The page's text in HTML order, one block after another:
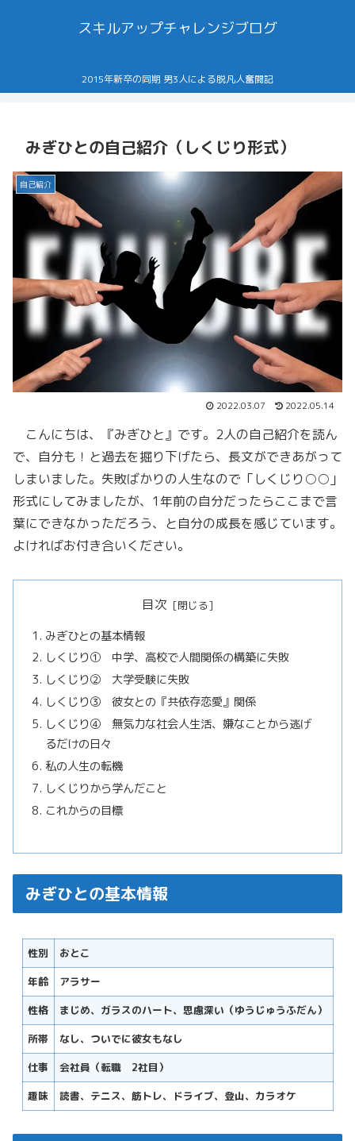
スキルアップチャレンジブログ
2015年新卒の同期 男3人による脱凡人奮闘記
みぎひとの自己紹介（しくじり形式）
自己紹介
2022.03.07 2022.05.14
こんにちは、『みぎひと』です。2人の自己紹介を読ん
で、自分も！と過去を掘り下げたら、長文ができあがって
しまいました。失敗ばかりの人生なので「しくじり○○」
形式にしてみましたが、1年前の自分だったらここまで言
葉にできなかっただろう、と自分の成長を感じています。
よければお付き合いください。
目次
みぎひとの基本情報
しくじり① 中学、高校で人間関係の構築に失敗
しくじり② 大学受験に失敗
しくじり③ 彼女との『共依存恋愛』関係
しくじり④ 無気力な社会人生活、嫌なことから逃げ
るだけの日々
私の人生の転機
しくじりから学んだこと
これからの目標
みぎひとの基本情報
性別
おとこ
年齢
アラサー
性格
まじめ、ガラスのハート、思慮深い（ゆうじゅうふだん）
所帯
なし、ついでに彼女もなし
仕事
会社員（転職 2社目）
趣味
読書、テニス、筋トレ、ドライブ、登山、カラオケ